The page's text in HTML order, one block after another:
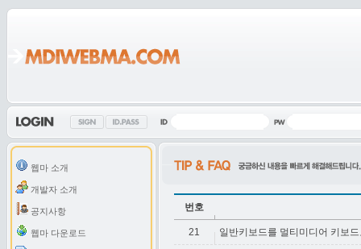
웹마 소개
개발자 소개
공지사항
웹마 다운로드
번호
21 일반키보드를 멀티미디어 키보